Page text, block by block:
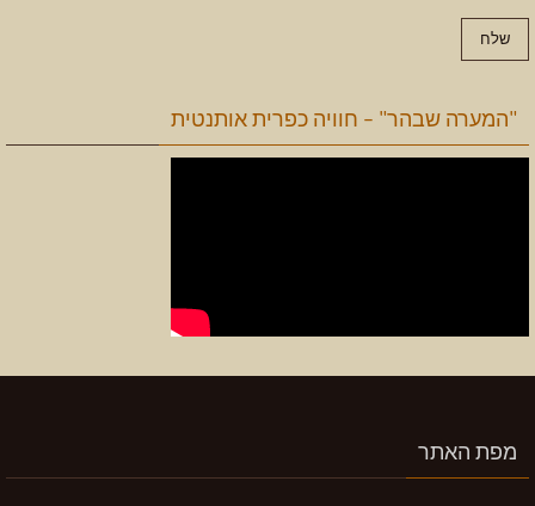
"המערה שבהר" – חוויה כפרית אותנטית
מפת האתר